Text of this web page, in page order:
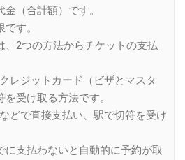
合計額）です。
す。
、2つの方法からチケットの支払
レジットカード（ビザとマスタ
受け取る方法です。
どで直接支払い、駅で切符を受け
に支払わないと自動的に予約が取